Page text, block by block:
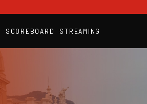
SCOREBOARD STREAMING